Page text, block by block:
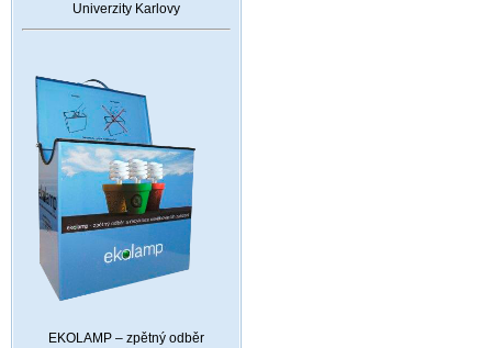
Univerzity Karlovy
EKOLAMP – zpětný odběr